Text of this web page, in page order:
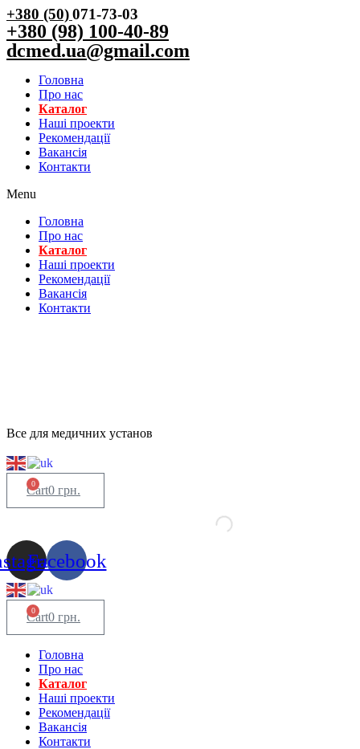
+380 (50)071-73-03
+380 (98) 100-40-89
dcmed.ua@gmail.com
Головна
Про нас
Каталог
Нашi проекти
Рекомендації
Вакансiя
Контакти
Menu
Головна
Про нас
Каталог
Нашi проекти
Рекомендації
Вакансiя
Контакти
Все для медичних установ
0 грн.
0
Cart
Facebook
0 грн.
0
Cart
Головна
Про нас
Каталог
Нашi проекти
Рекомендації
Вакансiя
Контакти